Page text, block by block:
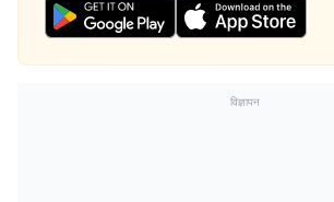
विज्ञापन